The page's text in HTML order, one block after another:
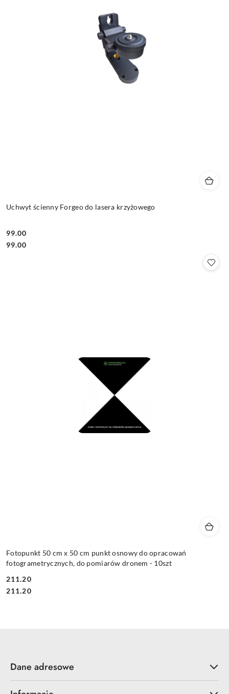
Uchwyt ścienny Forgeo do lasera krzyżowego
Cena:
99.00
Cena:
99.00
Fotopunkt 50 cm x 50 cm punkt osnowy do opracowań
fotogrametrycznych, do pomiarów dronem - 10szt
Cena:
211.20
Cena:
211.20
Dane adresowe